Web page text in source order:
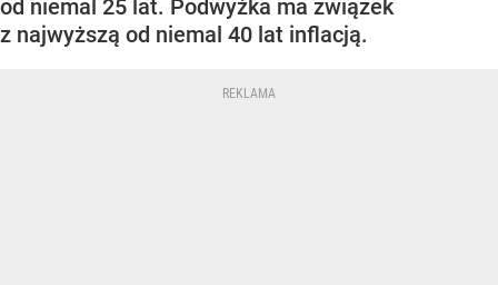
od niemal 25 lat. Podwyżka ma związek
z najwyższą od niemal 40 lat inflacją.